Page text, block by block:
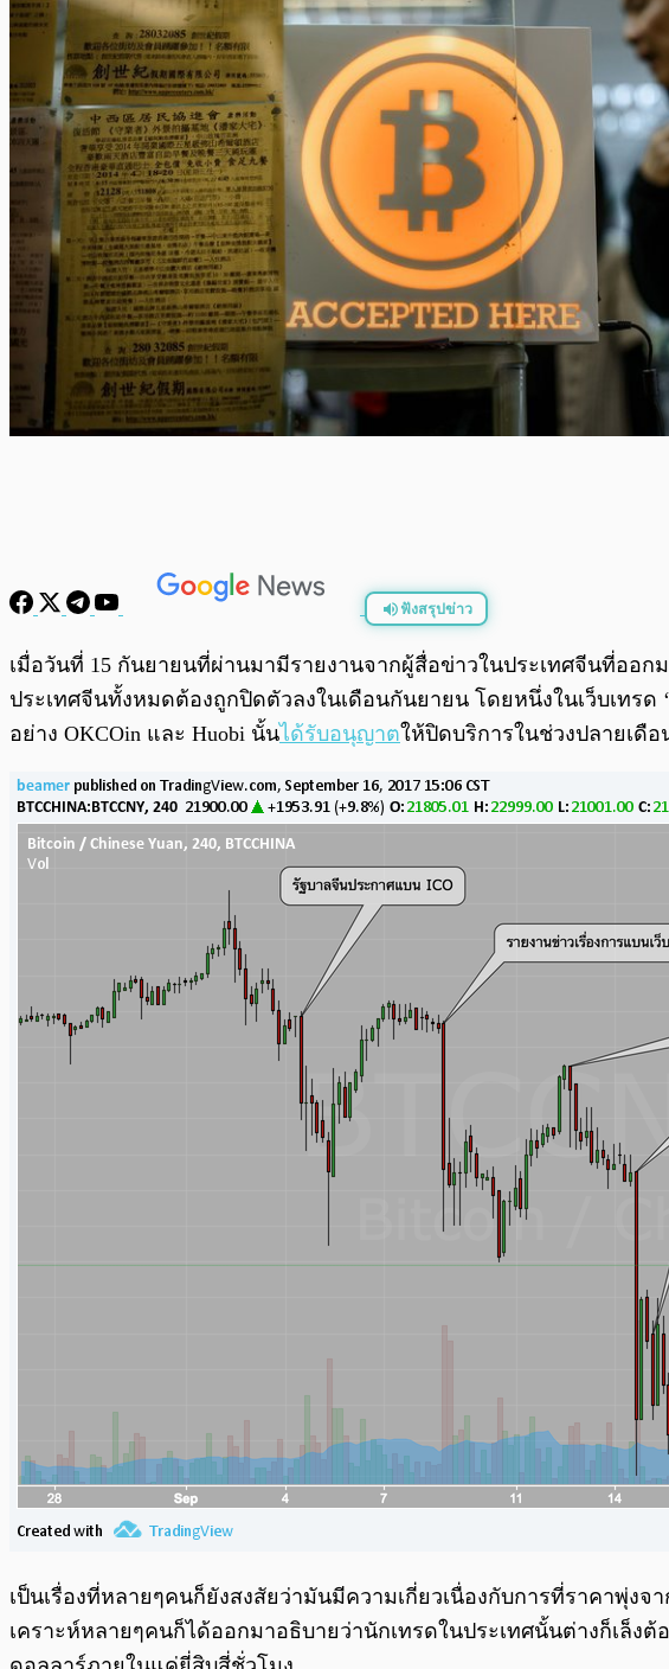
ฟังสรุปข่าว
พร้อมเล่น
เมื่อวันที่ 15 กันยายนที่ผ่านมามีรายงานจากผู้สื่อข่าวในประเทศจีนที่ออก
ประเทศจีนทั้งหมดต้องถูกปิดตัวลงในเดือนกันยายน โดยหนึ่งในเว็บเทรด
อย่าง OKCOin และ Huobi นั้นได้รับอนุญาตให้ปิดบริการในช่วงปลายเดื
เป็นเรื่องที่หลายๆคนก็ยังสงสัยว่ามันมีความเกี่ยวเนื่องกับการที่ราคาพุ่ง
เคราะห์หลายๆคนก็ได้ออกมาอธิบายว่านักเทรดในประเทศนั้นต่างก็เล็ง